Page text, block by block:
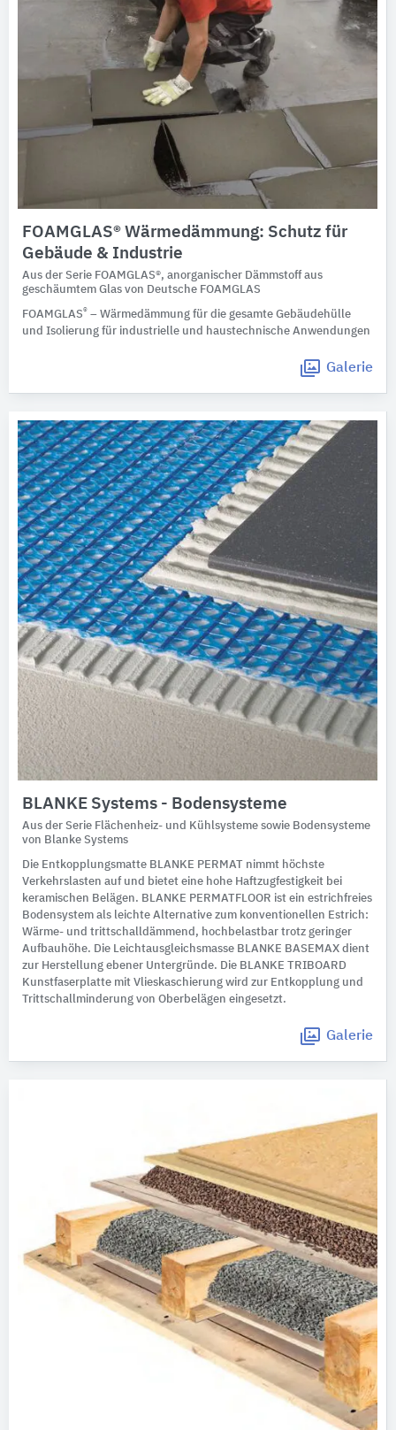
FOAMGLAS® Wärmedämmung: Schutz für
Gebäude & Industrie
Aus der Serie FOAMGLAS®, anorganischer Dämmstoff aus
geschäumtem Glas von Deutsche FOAMGLAS
FOAMGLAS® – Wärmedämmung für die gesamte Gebäudehülle
und Isolierung für industrielle und haustechnische Anwendungen
Galerie
BLANKE Systems - Bodensysteme
Aus der Serie Flächenheiz- und Kühlsysteme sowie Bodensysteme
von Blanke Systems
Die Entkopplungsmatte BLANKE PERMAT nimmt höchste
Verkehrslasten auf und bietet eine hohe Haftzugfestigkeit bei
keramischen Belägen. BLANKE PERMATFLOOR ist ein estrichfreies
Bodensystem als leichte Alternative zum konventionellen Estrich:
Wärme- und trittschalldämmend, hochbelastbar trotz geringer
Aufbauhöhe. Die Leichtausgleichsmasse BLANKE BASEMAX dient
zur Herstellung ebener Untergründe. Die BLANKE TRIBOARD
Kunstfaserplatte mit Vlieskaschierung wird zur Entkopplung und
Trittschallminderung von Oberbelägen eingesetzt.
Galerie